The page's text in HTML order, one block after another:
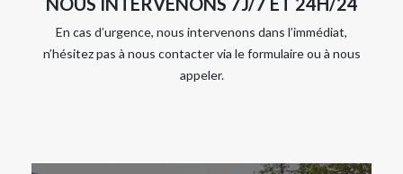
En cas d’urgence, nous intervenons dans l’immédiat,
n’hésitez pas à nous contacter via le formulaire ou à nous
appeler.